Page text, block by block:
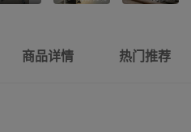
商品详情 热门推荐